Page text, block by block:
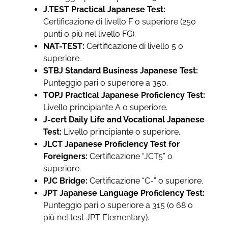
J.TEST Practical Japanese Test:
Certificazione di livello F o superiore (250
punti o più nel livello FG).
NAT-TEST: Certificazione di livello 5 o
superiore.
STBJ Standard Business Japanese Test:
Punteggio pari o superiore a 350.
TOPJ Practical Japanese Proficiency Test:
Livello principiante A o superiore.
J-cert Daily Life and Vocational Japanese
Test: Livello principiante o superiore.
JLCT Japanese Proficiency Test for
Foreigners: Certificazione “JCT5” o
superiore.
PJC Bridge: Certificazione “C-” o superiore.
JPT Japanese Language Proficiency Test:
Punteggio pari o superiore a 315 (o 68 o
più nel test JPT Elementary).